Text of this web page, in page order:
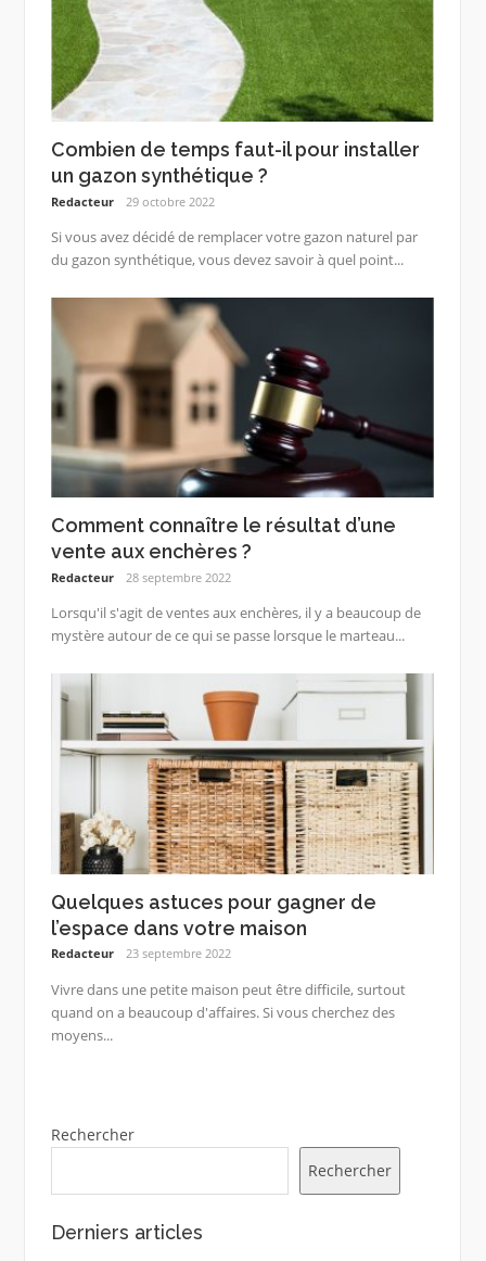
Combien de temps faut-il pour installer
un gazon synthétique ?
Redacteur 29 octobre 2022
Si vous avez décidé de remplacer votre gazon naturel par
du gazon synthétique, vous devez savoir à quel point...
Comment connaître le résultat d’une
vente aux enchères ?
Redacteur 28 septembre 2022
Lorsqu'il s'agit de ventes aux enchères, il y a beaucoup de
mystère autour de ce qui se passe lorsque le marteau...
Quelques astuces pour gagner de
l’espace dans votre maison
Redacteur 23 septembre 2022
Vivre dans une petite maison peut être difficile, surtout
quand on a beaucoup d'affaires. Si vous cherchez des
moyens...
Rechercher
Rechercher
Derniers articles